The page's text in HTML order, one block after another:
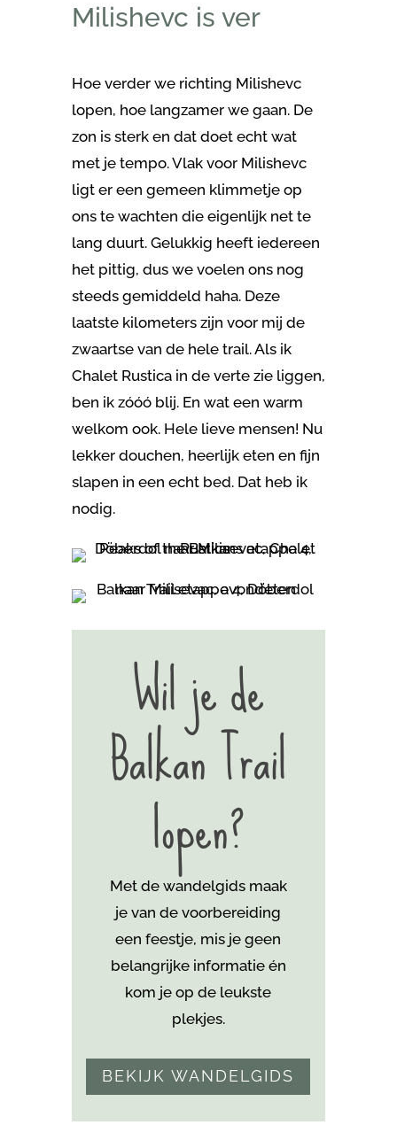
Milishevc is ver
Hoe verder we richting Milishevc
lopen, hoe langzamer we gaan. De
zon is sterk en dat doet echt wat
met je tempo. Vlak voor Milishevc
ligt er een gemeen klimmetje op
ons te wachten die eigenlijk net te
lang duurt. Gelukkig heeft iedereen
het pittig, dus we voelen ons nog
steeds gemiddeld haha. Deze
laatste kilometers zijn voor mij de
zwaartse van de hele trail. Als ik
Chalet Rustica in de verte zie liggen,
ben ik zóóó blij. En wat een warm
welkom ook. Hele lieve mensen! Nu
lekker douchen, heerlijk eten en fijn
slapen in een echt bed. Dat heb ik
nodig.
Wil je de
Balkan Trail
lopen?
Met de wandelgids maak
je van de voorbereiding
een feestje, mis je geen
belangrijke informatie én
kom jeop de leukste
plekjes.
BEKIJK WANDELGIDS